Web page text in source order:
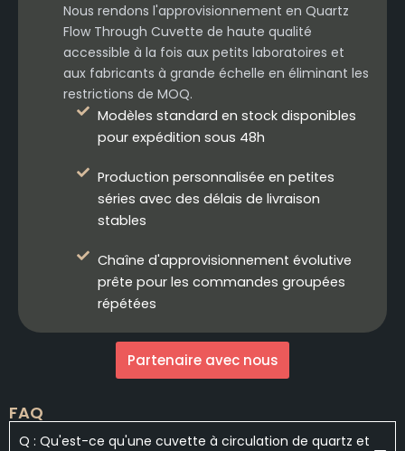
Nous rendons l'approvisionnement en Quartz
Flow Through Cuvette de haute qualité
accessible à la fois aux petits laboratoires et
aux fabricants à grande échelle en éliminant les
restrictions de MOQ.
Modèles standard en stock disponibles
pour expédition sous 48h
Production personnalisée en petites
séries avec des délais de livraison
stables
Chaîne d'approvisionnement évolutive
prête pour les commandes groupées
répétées
Partenaire avec nous
FAQ
Q : Qu'est-ce qu'une cuvette à circulation de quartz et